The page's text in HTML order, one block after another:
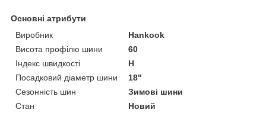
Основні атрибути
Виробник
Hankook
Висота профілю шини
60
Індекс швидкості
H
Посадковий діаметр шини
18"
Сезонність шин
Зимові шини
Стан
Новий